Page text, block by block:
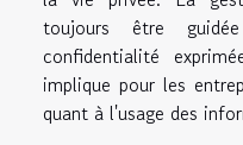
toujours être
confidentialité
implique pour les
quant à l'usage des